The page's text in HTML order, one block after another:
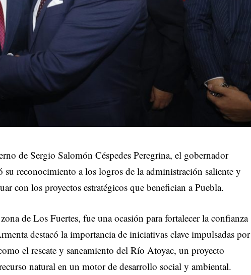
de Sergio Salomón Céspedes Peregrina, el gobernador
reconocimiento a los logros de la administración saliente y
con los proyectos estratégicos que benefician a Puebla.
de Los Fuertes, fue una ocasión para fortalecer la confianza
destacó la importancia de iniciativas clave impulsadas por
el rescate y saneamiento del Río Atoyac, un proyecto
natural en un motor de desarrollo social y ambiental.